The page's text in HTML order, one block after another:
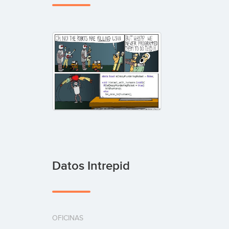
Datos Intrepid
OFICINAS